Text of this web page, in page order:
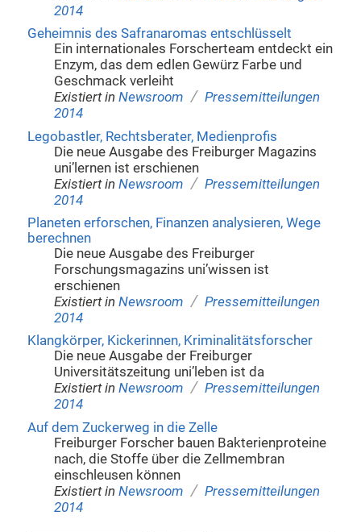
2014
Geheimnis des Safranaromas entschlüsselt
Ein internationales Forscherteam entdeckt ein
Enzym, das dem edlen Gewürz Farbe und
Geschmack verleiht
Existiert in Newsroom / Pressemitteilungen
2014
Legobastler, Rechtsberater, Medienprofis
Die neue Ausgabe des Freiburger Magazins
uni’lernen ist erschienen
Existiert in Newsroom / Pressemitteilungen
2014
Planeten erforschen, Finanzen analysieren, Wege
berechnen
Die neue Ausgabe des Freiburger
Forschungsmagazins uni’wissen ist
erschienen
Existiert in Newsroom / Pressemitteilungen
2014
Klangkörper, Kickerinnen, Kriminalitätsforscher
Die neue Ausgabe der Freiburger
Universitätszeitung uni’leben ist da
Existiert in Newsroom / Pressemitteilungen
2014
Auf dem Zuckerweg in die Zelle
Freiburger Forscher bauen Bakterienproteine
nach, die Stoffe über die Zellmembran
einschleusen können
Existiert in Newsroom / Pressemitteilungen
2014